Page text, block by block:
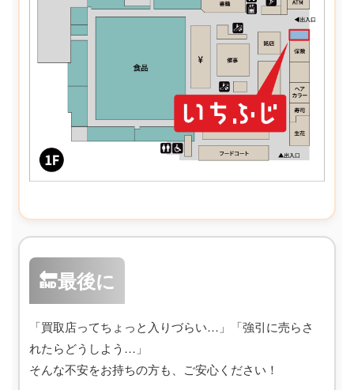
🔚最後に
「買取店ってちょっと入りづらい…」「強引に売らさ
れたらどうしよう…」
そんな不安をお持ちの方も、ご安心ください！